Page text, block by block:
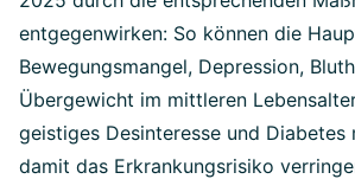
entgegenwirken: So können die
Bewegungsmangel, Depression,
Übergewicht im mittleren
geistiges Desinteresse und Diabetes
damit das Erkrankungsrisiko